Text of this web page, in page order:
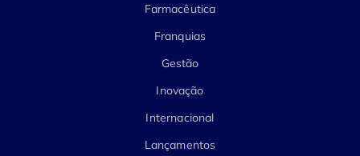
Farmacêutica
Franquias
Gestão
Inovação
Internacional
Lançamentos